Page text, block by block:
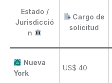
Estado /
Jurisdicció
n
Cargo de
solicitud
Nueva
York
US$ 40